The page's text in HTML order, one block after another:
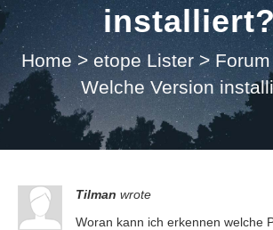
Home > etope Lister >
Welche Version
Tilman wrote
Woran kann ich erkennen welche